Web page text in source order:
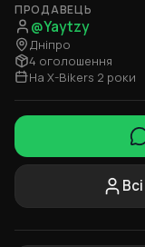
ПРОДАВЕЦЬ
@Yaytzy
Дніпро
4 оголошення
На X-Bikers 2 роки